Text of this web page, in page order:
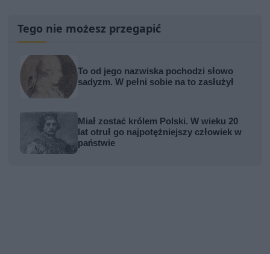
Tego nie możesz przegapić
To od jego nazwiska pochodzi słowo
sadyzm. W pełni sobie na to zasłużył
Miał zostać królem Polski. W wieku 20
lat otruł go najpotężniejszy człowiek w
państwie